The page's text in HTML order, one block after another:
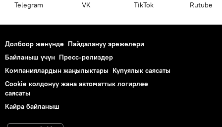
Telegram VK ТikТоk Rutube
Долбоор жөнүндө Пайдалануу эрежелери
Байланыш үчүн Пресс-релиздер
Компаниялардын жаңылыктары Купуялык саясаты
Cookie колдонуу жана автоматтык логирлөө
саясаты
Кайра байланыш